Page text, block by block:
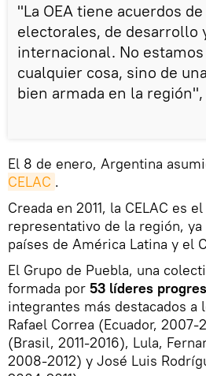
"La OEA tiene acuerdos
electorales, de desarrollo
internacional. No
cualquier cosa, sino de
bien armada en la
El 8 de enero, Argentina
CELAC .
Creada en 2011, la CELAC es
representativo de la región,
países de América Latina y el
El Grupo de Puebla, una
formada por 53 líderes
integrantes más destacados a
Rafael Correa (Ecuador,
(Brasil, 2011-2016), Lula,
2008-2012) y José Luis